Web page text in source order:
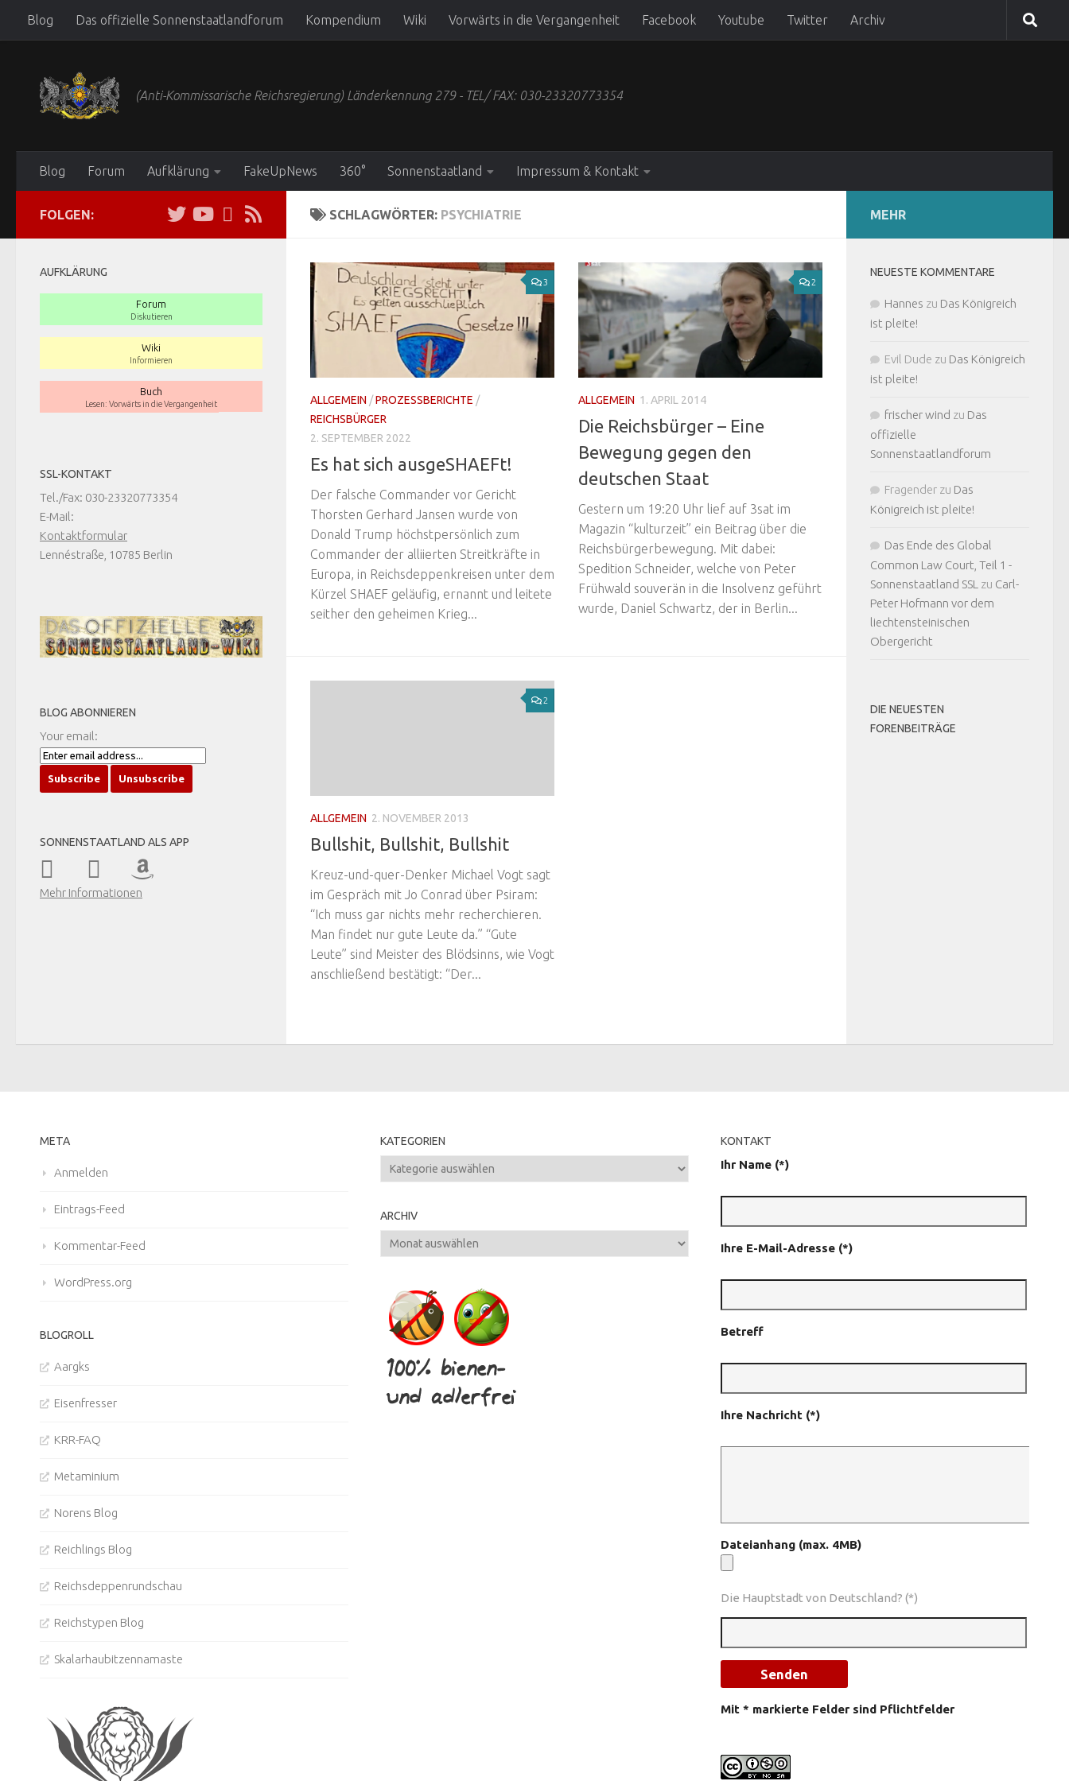
Zum Inhalt springen
Blog Das offizielle Sonnenstaatlandforum Kompendium Wiki Vorwärts in die Vergangenheit Facebook Youtube Twitter Archiv
(Anti-Kommissarische Reichsregierung) Länderkennung 279 - TEL/ FAX: 030-23320773354
Blog Forum Aufklärung FakeUpNews 360° Sonnenstaatland Impressum & Kontakt
SCHLAGWÖRTER: PSYCHIATRIE
3
ALLGEMEIN /PROZESSBERICHTE /
REICHSBÜRGER
2. SEPTEMBER 2022
Es hat sich ausgeSHAEFt!
Der falsche Commander vor Gericht
Thorsten Gerhard Jansen wurde von
Donald Trump höchstpersönlich zum
Commander der alliierten Streitkräfte in
Europa, in Reichsdeppenkreisen unter dem
Kürzel SHAEF geläufig, ernannt und leitete
seither den geheimen Krieg...
2
ALLGEMEIN 1. APRIL 2014
Die Reichsbürger – Eine
Bewegung gegen den
deutschen Staat
Gestern um 19:20 Uhr lief auf 3sat im
Magazin “kulturzeit” ein Beitrag über die
Reichsbürgerbewegung. Mit dabei:
Spedition Schneider, welche von Peter
Frühwald souverän in die Insolvenz geführt
wurde, Daniel Schwartz, der in Berlin...
2
ALLGEMEIN 2. NOVEMBER 2013
Bullshit, Bullshit, Bullshit
Kreuz-und-quer-Denker Michael Vogt sagt
im Gespräch mit Jo Conrad über Psiram:
“Ich muss gar nichts mehr recherchieren.
Man findet nur gute Leute da.” “Gute
Leute” sind Meister des Blödsinns, wie Vogt
anschließend bestätigt: “Der...
FOLGEN:
AUFKLÄRUNG
Forum
Diskutieren
Wiki
Informieren
Buch
Lesen: Vorwärts in die Vergangenheit
SSL-KONTAKT
Tel./Fax: 030-23320773354
E-Mail:
Kontaktformular
Lennéstraße, 10785 Berlin
BLOG ABONNIEREN
Your email:
SONNENSTAATLAND ALS APP
Mehr Informationen
MEHR
NEUESTE KOMMENTARE
Hannes zu Das Königreich
ist pleite!
Evil Dude zu Das Königreich
ist pleite!
frischer wind zu Das
offizielle
Sonnenstaatlandforum
Fragender zu Das
Königreich ist pleite!
Das Ende des Global
Common Law Court, Teil 1 -
Sonnenstaatland SSL zu Carl-
Peter Hofmann vor dem
liechtensteinischen
Obergericht
DIE NEUESTEN
FORENBEITRÄGE
META
Anmelden
Eintrags-Feed
Kommentar-Feed
WordPress.org
BLOGROLL
Aargks
Eisenfresser
KRR-FAQ
Metaminium
Norens Blog
Reichlings Blog
Reichsdeppenrundschau
Reichstypen Blog
Skalarhaubitzennamaste
KATEGORIEN
Kategorien
ARCHIV
Archiv
KONTAKT
Ihr Name (*)
Ihre E-Mail-Adresse (*)
Betreff
Ihre Nachricht (*)
Dateianhang (max. 4MB)
Die Hauptstadt von Deutschland? (*)
Mit * markierte Felder sind Pflichtfelder